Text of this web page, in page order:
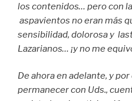
los contenidos… pero con
aspavientos no eran más
sensibilidad, dolorosa y
Lazarianos… ¡y no me
De ahora en adelante, y
permanecer con Uds.,